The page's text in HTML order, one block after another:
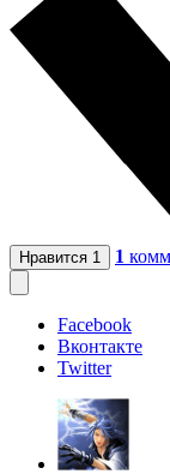
Нравится 1 1
Facebook
Вконтакте
Twitter